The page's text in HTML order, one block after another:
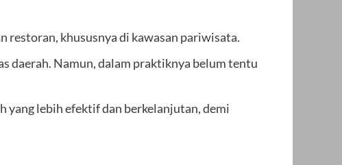
restoran, khususnya di kawasan pariwisata.
daerah. Namun, dalam praktiknya belum tentu
yang lebih efektif dan berkelanjutan, demi